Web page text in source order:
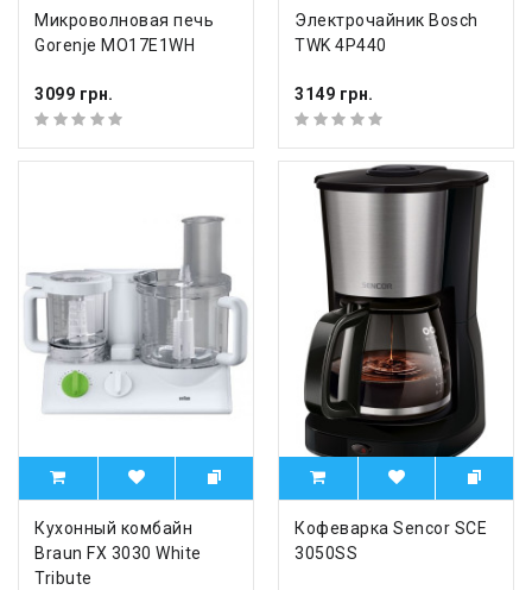
Микроволновая печь
Gorenje MO17E1WH
3099 грн.
Электрочайник Bosch
TWK 4P440
3149 грн.
Кухонный комбайн
Braun FX 3030 White
Tribute
Кофеварка Sencor SCE
3050SS